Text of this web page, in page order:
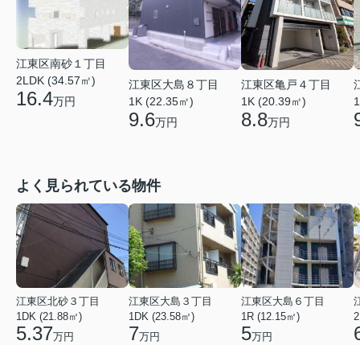
江東区南砂１丁目
2LDK (34.57㎡)
16.4万円
江東区大島８丁目
1K (22.35㎡)
9.6万円
江東区亀戸４丁目
1K (20.39㎡)
8.8万円
よく見られている物件
江東区北砂３丁目
1DK (21.88㎡)
5.37万円
江東区大島３丁目
1DK (23.58㎡)
7万円
江東区大島６丁目
1R (12.15㎡)
5万円